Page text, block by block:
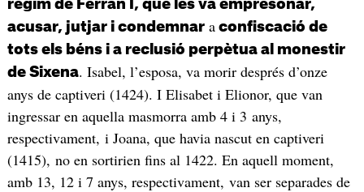
règim de Ferran I, que les va empresonar,
acusar, jutjar i condemnaraconfiscació de
tots els béns i a reclusió perpètua al monestir
de Sixena. Isabel, l’esposa, va morir després d’onze
anys de captiveri (1424). I Elisabet i Elionor, que van
ingressar en aquella masmorra amb 4 i 3 anys,
respectivament, i Joana, que havia nascut en captiveri
(1415), no en sortirien fins al 1422. En aquell moment,
amb 13, 12 i 7 anys, respectivament, van ser separades de